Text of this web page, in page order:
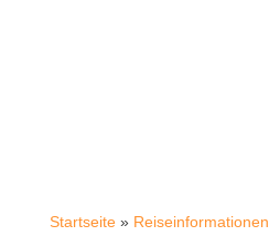
Startseite» Reiseinformationen